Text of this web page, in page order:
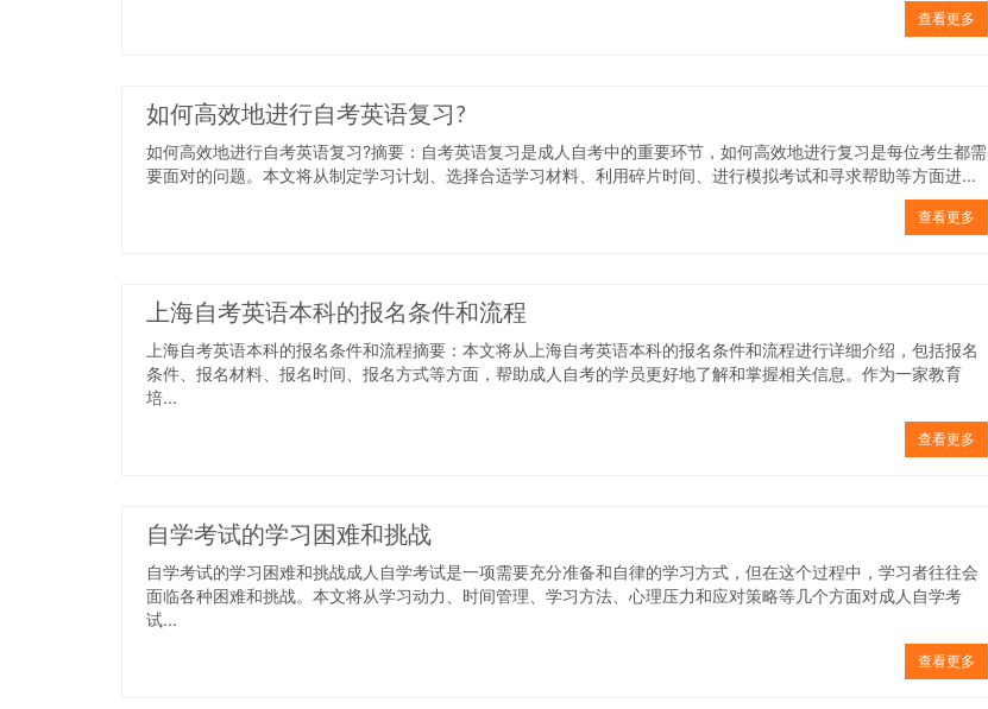
查看更多
如何高效地进行自考英语复习?
如何高效地进行自考英语复习?摘要：自考英语复习是成人自考中的重要环节，如何高效地进行复习是每位考生都需
要面对的问题。本文将从制定学习计划、选择合适学习材料、利用碎片时间、进行模拟考试和寻求帮助等方面进...
查看更多
上海自考英语本科的报名条件和流程
上海自考英语本科的报名条件和流程摘要：本文将从上海自考英语本科的报名条件和流程进行详细介绍，包括报名
条件、报名材料、报名时间、报名方式等方面，帮助成人自考的学员更好地了解和掌握相关信息。作为一家教育
培...
查看更多
自学考试的学习困难和挑战
自学考试的学习困难和挑战成人自学考试是一项需要充分准备和自律的学习方式，但在这个过程中，学习者往往会
面临各种困难和挑战。本文将从学习动力、时间管理、学习方法、心理压力和应对策略等几个方面对成人自学考
试...
查看更多